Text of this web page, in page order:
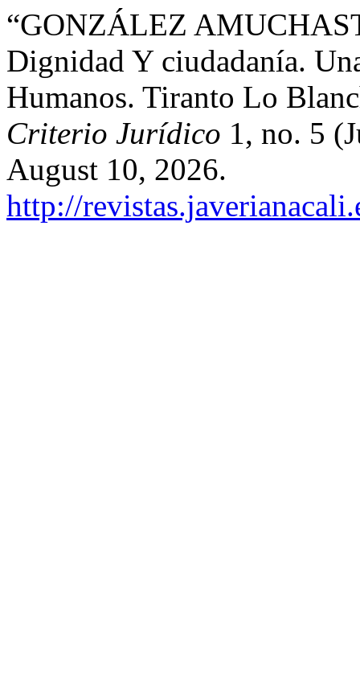
“GONZÁLEZ
Dignidad Y ciudadanía.
Humanos. Tiranto Lo
Criterio Jurídico 1, no. 5
August 10, 2026.
http://